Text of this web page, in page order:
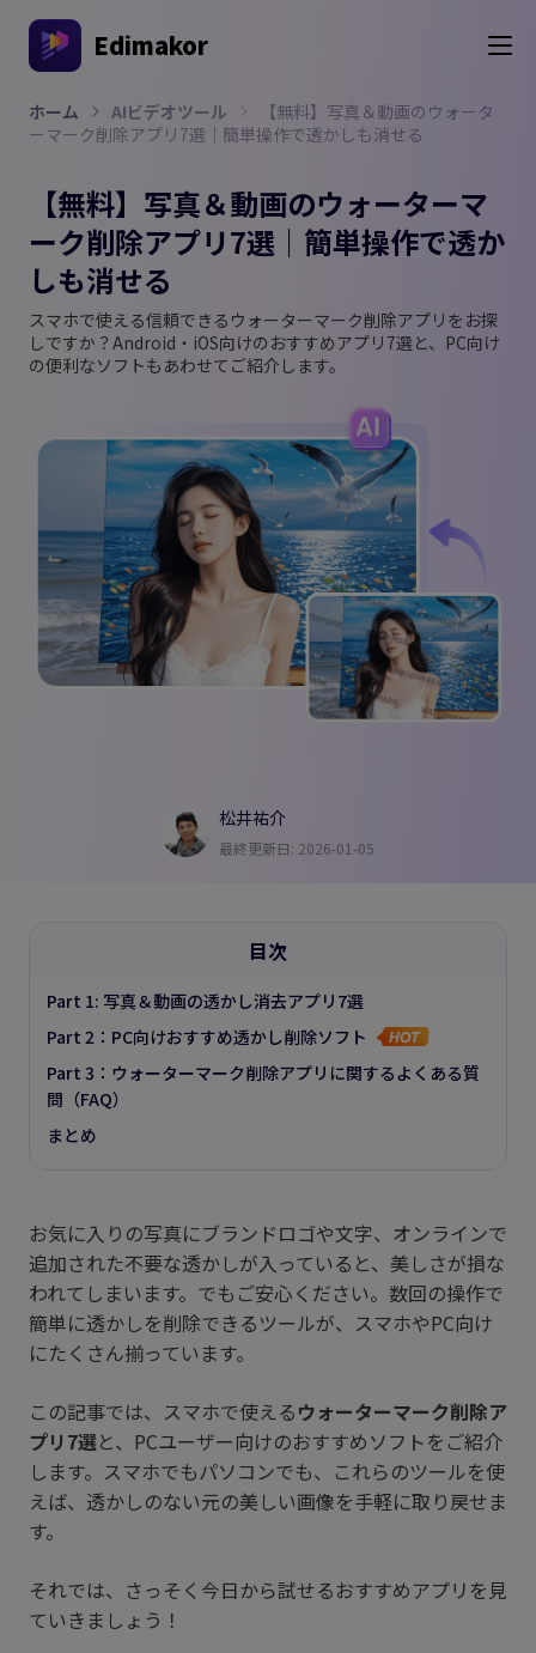
Edimakor
ホーム AIビデオツール
【無料】写真＆動画のウォータ
ーマーク削除アプリ7選｜簡単操作で透かしも消せる
【無料】写真＆動画のウォーターマ
ーク削除アプリ7選｜簡単操作で透か
しも消せる
スマホで使える信頼できるウォーターマーク削除アプリをお探
しですか？Android・iOS向けのおすすめアプリ7選と、PC向け
の便利なソフトもあわせてご紹介します。
松井祐介
最終更新日: 2026-01-05
目次
Part 1: 写真＆動画の透かし消去アプリ7選
Part 2：PC向けおすすめ透かし削除ソフト
Part 3：ウォーターマーク削除アプリに関するよくある質
問（FAQ）
まとめ
お気に入りの写真にブランドロゴや文字、オンラインで
追加された不要な透かしが入っていると、美しさが損な
われてしまいます。でもご安心ください。数回の操作で
簡単に透かしを削除できるツールが、スマホやPC向け
にたくさん揃っています。
この記事では、スマホで使えるウォーターマーク削除ア
プリ7選と、PCユーザー向けのおすすめソフトをご紹介
します。スマホでもパソコンでも、これらのツールを使
えば、透かしのない元の美しい画像を手軽に取り戻せま
す。
それでは、さっそく今日から試せるおすすめアプリを見
ていきましょう！